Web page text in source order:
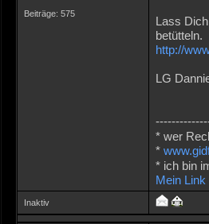
Beiträge: 575
Lass
betütteln.
http://
LG
* wer
*
* ich bin
Mein Link
Inaktiv